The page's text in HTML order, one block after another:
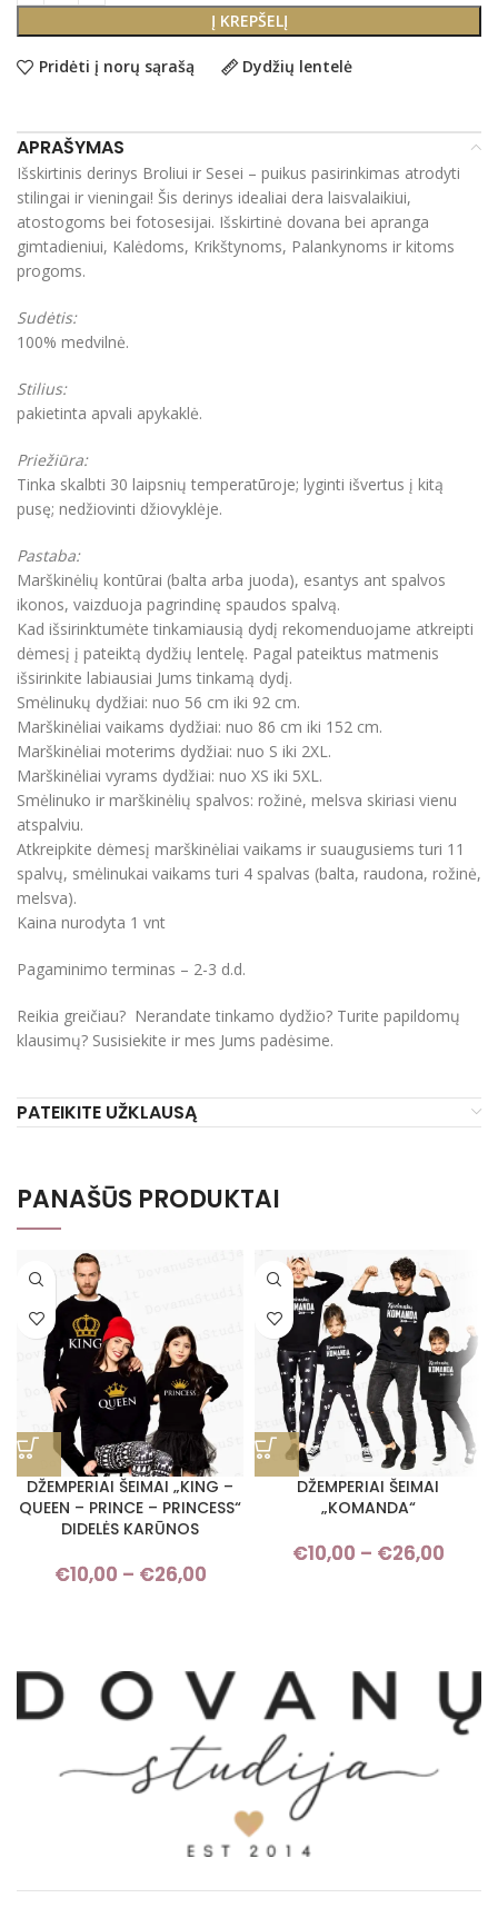
Į KREPŠELĮ
Pridėti į norų sąrašą Dydžių lentelė
APRAŠYMAS
Išskirtinis derinys Broliui ir Sesei – puikus pasirinkimas atrodyti
stilingai ir vieningai! Šis derinys idealiai dera laisvalaikiui,
atostogoms bei fotosesijai. Išskirtinė dovana bei apranga
gimtadieniui, Kalėdoms, Krikštynoms, Palankynoms ir kitoms
progoms.
Sudėtis:
100% medvilnė.
Stilius:
pakietinta apvali apykaklė.
Priežiūra:
Tinka skalbti 30 laipsnių temperatūroje; lyginti išvertus į kitą
pusę; nedžiovinti džiovyklėje.
Pastaba:
Marškinėlių kontūrai (balta arba juoda), esantys ant spalvos
ikonos, vaizduoja pagrindinę spaudos spalvą.
Kad išsirinktumėte tinkamiausią dydį rekomenduojame atkreipti
dėmesį į pateiktą dydžių lentelę. Pagal pateiktus matmenis
išsirinkite labiausiai Jums tinkamą dydį.
Smėlinukų dydžiai: nuo 56 cm iki 92 cm.
Marškinėliai vaikams dydžiai: nuo 86 cm iki 152 cm.
Marškinėliai moterims dydžiai: nuo S iki 2XL.
Marškinėliai vyrams dydžiai: nuo XS iki 5XL.
Smėlinuko ir marškinėlių spalvos: rožinė, melsva skiriasi vienu
atspalviu.
Atkreipkite dėmesį marškinėliai vaikams ir suaugusiems turi 11
spalvų, smėlinukai vaikams turi 4 spalvas (balta, raudona, rožinė,
melsva).
Kaina nurodyta 1 vnt
Pagaminimo terminas – 2-3 d.d.
Reikia greičiau? Nerandate tinkamo dydžio? Turite papildomų
klausimų? Susisiekite ir mes Jums padėsime.
PATEIKITE UŽKLAUSĄ
PANAŠŪS PRODUKTAI
DŽEMPERIAI ŠEIMAI „KING –
QUEEN – PRINCE – PRINCESS“
DIDELĖS KARŪNOS
€10,00 – €26,00
DŽEMPERIAI ŠEIMAI
„KOMANDA“
€10,00 – €26,00